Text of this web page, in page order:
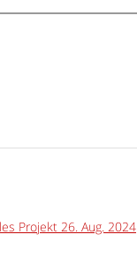
Projekt 26. Aug. 2024